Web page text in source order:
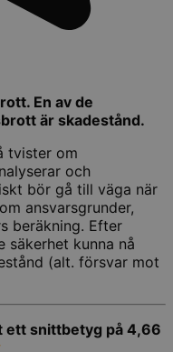
En av de
är skadestånd.
tvister om
och
bör gå till väga när
ansvarsgrunder,
beräkning. Efter
säkerhet kunna nå
(alt. försvar mot
ett snittbetyg på4,66